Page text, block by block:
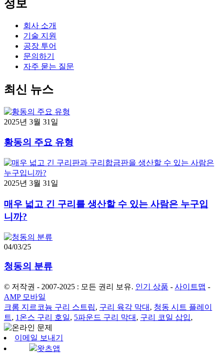
정보
회사 소개
기술 지원
공장 투어
문의하기
자주 묻는 질문
최신 뉴스
2025년 3월 31일
황동의 주요 유형
2025년 3월 31일
매우 넓고 긴 구리를 생산할 수 있는 사람은 누구입
니까?
04/03/25
청동의 분류
© 저작권 - 2007-2025 : 모든 권리 보유. 인기 상품 - 사이트맵 -
AMP 모바일
크롬 지르코늄 구리 스트립, 구리 육각 막대 , 청동 시트 플레이
트, 1온스 구리 호일, 5파운드 구리 막대 , 구리 코일 삽입,
이메일 보내기
왓츠앱